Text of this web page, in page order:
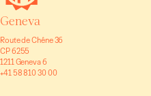
Geneva
Route de Chêne 36
CP 6255
1211 Geneva 6
+41 58 810 30 00